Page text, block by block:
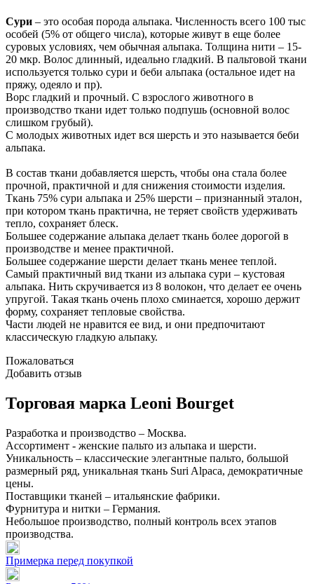
Сури – это особая порода альпака. Численность всего 100 тыс
особей (5% от общего числа), которые живут в еще более
суровых условиях, чем обычная альпака. Толщина нити – 15-
20 мкр. Волос длинный, идеально гладкий. В пальтовой ткани
используется только сури и беби альпака (остальное идет на
пряжу, одеяло и пр).
Ворс гладкий и прочный. С взрослого животного в
производство ткани идет только подпушь (основной волос
слишком грубый).
С молодых животных идет вся шерсть и это называется беби
альпака.
В состав ткани добавляется шерсть, чтобы она стала более
прочной, практичной и для снижения стоимости изделия.
Ткань 75% сури альпака и 25% шерсти – признанный эталон,
при котором ткань практична, не теряет свойств удерживать
тепло, сохраняет блеск.
Большее содержание альпака делает ткань более дорогой в
производстве и менее практичной.
Большее содержание шерсти делает ткань менее теплой.
Самый практичный вид ткани из альпака сури – кустовая
альпака. Нить скручивается из 8 волокон, что делает ее очень
упругой. Такая ткань очень плохо сминается, хорошо держит
форму, сохраняет тепловые свойства.
Части людей не нравится ее вид, и они предпочитают
классическую гладкую альпаку.
Пожаловаться
Добавить отзыв
Торговая марка Leoni Bourget
Разработка и производство – Москва.
Ассортимент - женские пальто из альпака и шерсти.
Уникальность – классические элегантные пальто, большой
размерный ряд, уникальная ткань Suri Alpaca, демократичные
цены.
Поставщики тканей – итальянcкие фабрики.
Фурнитура и нитки – Германия.
Небольшое производство, полный контроль всех этапов
производства.
Примерка перед покупкой